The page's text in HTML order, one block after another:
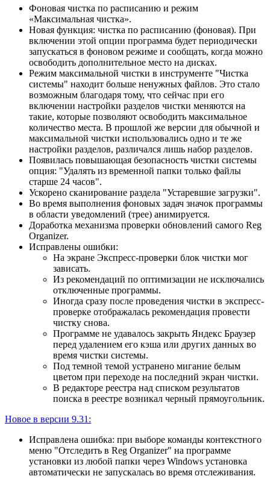
Фоновая чистка по расписанию и режим
«Максимальная чистка».
Новая функция: чистка по расписанию (фоновая). При
включении этой опции программа будет периодически
запускаться в фоновом режиме и сообщать, когда можно
освободить дополнительное место на дисках.
Режим максимальной чистки в инструменте "Чистка
системы" находит больше ненужных файлов. Это стало
возможным благодаря тому, что сейчас при его
включении настройки разделов чистки меняются на
такие, которые позволяют освободить максимальное
количество места. В прошлой же версии для обычной и
максимальной чистки использовались одно и те же
настройки разделов, различался лишь набор разделов.
Появилась повышающая безопасность чистки системы
опция: "Удалять из временной папки только файлы
старше 24 часов".
Ускорено сканирование раздела "Устаревшие загрузки".
Во время выполнения фоновых задач значок программы
в области уведомлений (трее) анимируется.
Доработка механизма проверки обновлений самого Reg
Organizer.
Исправлены ошибки:
На экране Экспресс-проверки блок чистки мог
зависать.
Из рекомендаций по оптимизации не исключались
отключенные программы.
Иногда сразу после проведения чистки в экспресс-
проверке отображалась рекомендация провести
чистку снова.
Программе не удавалось закрыть Яндекс Браузер
перед удалением его кэша или других данных во
время чистки системы.
Под темной темой устранено мигание белым
цветом при переходе на последний экран чистки.
В редакторе реестра над списком результатов
поиска в реестре возникал черный прямоугольник.
Новое в версии 9.31:
Исправлена ошибка: при выборе команды контекстного
меню "Отследить в Reg Organizer" на программе
установки из любой папки через Windows установка
автоматически не запускалась во время отслеживания.